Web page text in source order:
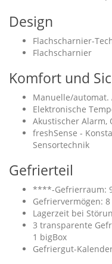
Design
Flachscharnier-
Flachscharnier
Komfort und
Manuelle/automat.
Elektronische
Akustischer Alarm,
freshSense -
Sensortechnik
Gefrierteil
****-Gefrierraum:
Gefriervermögen:
Lagerzeit bei
3 transparente
1 bigBox
Gefriergut-